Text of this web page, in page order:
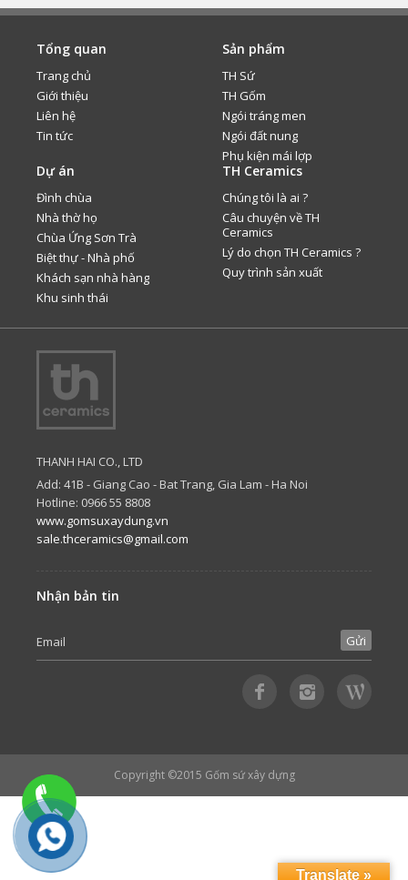
Tổng quan
Trang chủ
Giới thiệu
Liên hệ
Tin tức
Sản phẩm
TH Sứ
TH Gốm
Ngói tráng men
Ngói đất nung
Phụ kiện mái lợp
Dự án
Đình chùa
Nhà thờ họ
Chùa Ứng Sơn Trà
Biệt thự - Nhà phố
Khách sạn nhà hàng
Khu sinh thái
TH Ceramics
Chúng tôi là ai ?
Câu chuyện về TH
Ceramics
Lý do chọn TH Ceramics ?
Quy trình sản xuất
THANH HAI CO., LTD
Add: 41B - Giang Cao - Bat Trang, Gia Lam - Ha Noi
Hotline: 0966 55 8808
www.gomsuxaydung.vn
sale.thceramics@gmail.com
Nhận bản tin
Copyright ©2015 Gốm sứ xây dựng
Translate »